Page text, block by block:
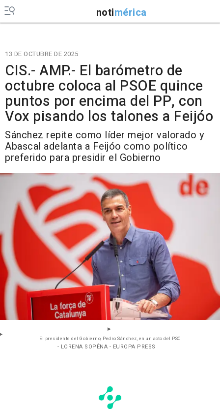
notimérica
13 DE OCTUBRE DE 2025
CIS.- AMP.- El barómetro de
octubre coloca al PSOE quince
puntos por encima del PP, con
Vox pisando los talones a Feijóo
Sánchez repite como líder mejor valorado y
Abascal adelanta a Feijóo como político
preferido para presidir el Gobierno
El presidente del Gobierno, Pedro Sánchez, en un acto del PSC
- LORENA SOPÊNA - EUROPA PRESS